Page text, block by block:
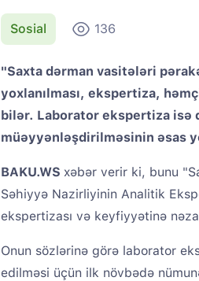
Sosial 136
"Saxta dərman vasitələri
yoxlanılması, ekspertiza,
bilər. Laborator ekspertiza isə
müəyyənləşdirilməsinin əsas
BAKU.WS xəbər verir ki, bunu
Səhiyyə Nazirliyinin Analitik
ekspertizası və keyfiyyətinə
Onun sözlərinə görə laborator
edilməsi üçün ilk növbədə